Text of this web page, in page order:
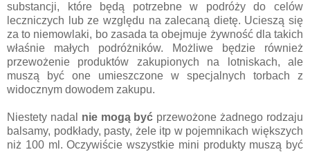
substancji, które będą potrzebne w podróży do celów
leczniczych lub ze względu na zalecaną dietę. Ucieszą się
za to niemowlaki, bo zasada ta obejmuje żywność dla takich
właśnie małych podróżników. Możliwe będzie również
przewożenie produktów zakupionych na lotniskach, ale
muszą być one umieszczone w specjalnych torbach z
widocznym dowodem zakupu.
Niestety nadal nie mogą być przewożone żadnego rodzaju
balsamy, podkłady, pasty, żele itp w pojemnikach większych
niż 100 ml. Oczywiście wszystkie mini produkty muszą być